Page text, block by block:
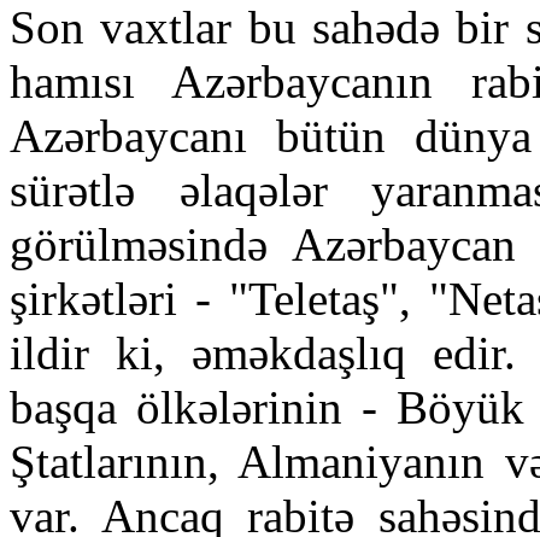
Son vaxtlar bu sahədə bir
hamısı Azərbaycanın
Azərbaycanı bütün
sürətlə əlaqələr
görülməsində
şirkətləri - "Teletaş",
ildir ki, əməkdaşlıq edir.
başqa ölkələrinin - Böyük
Ştatlarının,
var. Ancaq rabitə